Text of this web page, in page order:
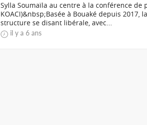
Sylla Soumaïla au centre à la conférence de
KOACI)&nbsp;Basée à Bouaké depuis 2017,
structure se disant libérale, avec...
il y a 6 ans